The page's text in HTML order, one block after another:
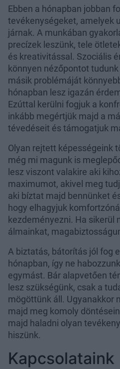
Ebben a hónapban jobban
tevékenységeket, amelyek
járnak. A munkában
precízek leszünk, tele
és kreativitással. Szociális
könnyen nézőpontot
másik problémáját
hónapban lesz igazán
Ezúttal kerülni fogjuk a
inkább megértjük majd a
tévedéseit és támogatjuk
Olyan rejtett képességeink
még mi magunk is
lesz viszont valakire aki
maximumot, akivel meg
aki bíztat majd bennünket
hogy elhagyjuk
kezdeményezni. Ha sikerül
álmainkat,
A biztatás, bátorítás jól fog
hónapban, így ne
egymást. Bár alapvetően
lesz szükségünk, csak a
mögöttünk áll. Ugyanakkor
majd meg komoly
majd haladni olyan
hiszünk.
Kapcsolataink